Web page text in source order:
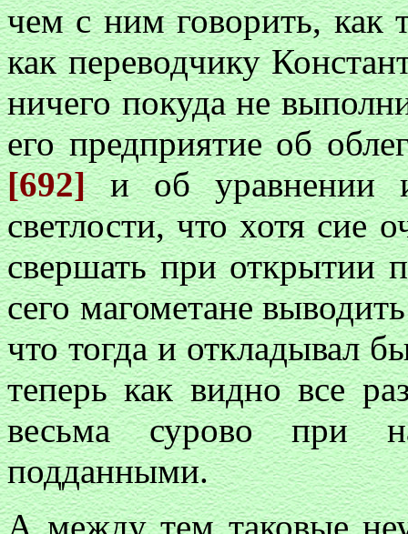
чем с ним говорить, как
как переводчику
ничего покуда не
его предприятие об
[692]и об уравнении
светлости, что хотя сие
свершать при открытии
сего магометане
что тогда и откладывал
теперь как видно все
весьма сурово при
подданными.